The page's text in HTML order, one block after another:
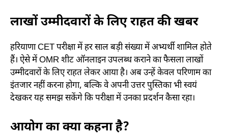
लाखों उम्मीदवारों के लिए राहत की खबर
हरियाणा CET परीक्षा में हर साल बड़ी संख्या में अभ्यर्थी शामिल होते
हैं। ऐसे में OMR शीट ऑनलाइन उपलब्ध कराने का फैसला लाखों
उम्मीदवारों के लिए राहत लेकर आया है। अब उन्हें केवल परिणाम का
इंतजार नहीं करना होगा, बल्कि वे अपनी उत्तर पुस्तिका भी स्वयं
देखकर यह समझ सकेंगे कि परीक्षा में उनका प्रदर्शन कैसा रहा।
आयोग का क्या कहना है?